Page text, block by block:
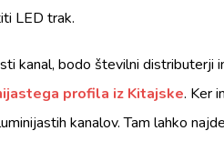
LED trak.
kanal, bodo številni distributerji
profila iz Kitajske. Ker
kanalov. Tam lahko